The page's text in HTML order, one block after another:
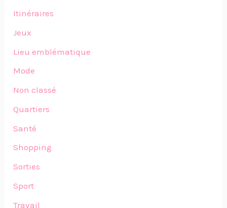
Itinéraires
Jeux
Lieu emblématique
Mode
Non classé
Quartiers
Santé
Shopping
Sorties
Sport
Travail